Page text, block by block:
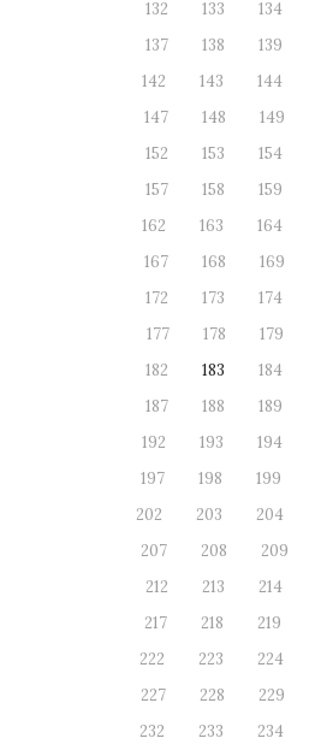
132
133 134
137
138 139
142
143 144
147
148 149
152
153 154
157
158 159
162
163 164
167
168 169
172
173 174
177
178 179
182
183 184
187
188 189
192
193 194
197
198 199
202
203 204
207
208 209
212
213 214
217
218 219
222
223 224
227
228 229
232
233 234